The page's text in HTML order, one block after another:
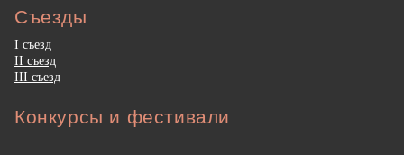
Съезды
I съезд
II съезд
III съезд
Конкурсы и фестивали